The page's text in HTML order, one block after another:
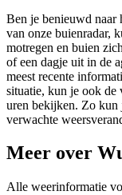
Ben je benieuwd naar
van onze buienradar,
motregen en buien
of een dagje uit in de
meest recente
situatie, kun je ook de
uren bekijken. Zo kun
verwachte
Meer over
Alle weerinformatie